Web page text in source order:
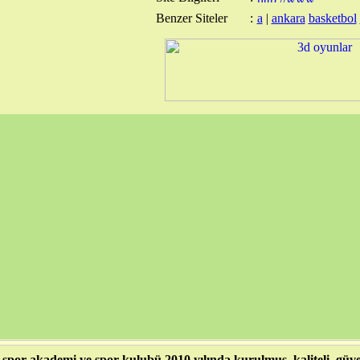
Benzer Siteler
: a | ankara basketbol